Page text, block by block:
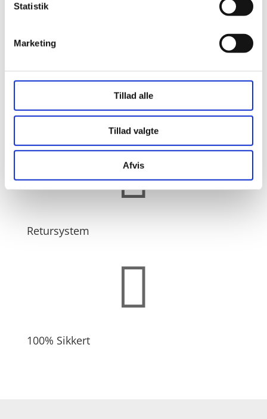
Statistik
Marketing
Tillad alle
Tillad valgte
Afvis
Hurtig levering

Fuld support

Retursystem

100% Sikkert